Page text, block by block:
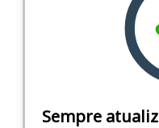
Sempre